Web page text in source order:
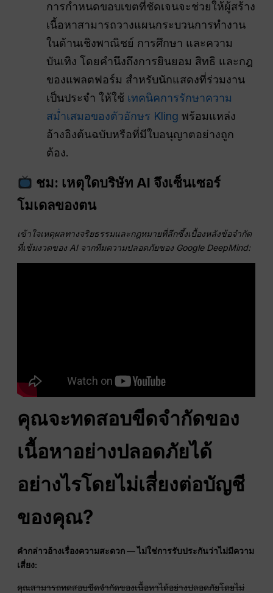
การกำหนดขอบเขตที่ชัดเจนจะช่วยให้ผู้สร้าง
เนื้อหาสามารถวางแผนกระบวนการทำงาน
ในด้านเชิงพาณิชย์ การศึกษา และความ
บันเทิง โดยคำนึงถึงการยินยอม สิทธิ และกฎ
ของแพลตฟอร์ม สำหรับนักแสดงที่ร่วมงาน
เป็นประจำ ให้ใช้ เทคนิคการรักษาความ
สม่ำเสมอของตัวอักษร Kling พร้อมแหล่ง
อ้างอิงต้นฉบับหรือที่มีใบอนุญาตอย่างถูก
ต้อง.
ชม: เหตุใดบริษัท AI จึงเซ็นเซอร์
โมเดลของตน
เข้าใจเหตุผลทางจริยธรรมและกฎหมายที่ลึกซึ้งเบื้องหลังข้อจำกัด
ที่เข้มงวดของ AI จากทีมความปลอดภัยของ Google DeepMind:
คุณจะทดสอบขีดจำกัดของ
เนื้อหาอย่างปลอดภัยได้
อย่างไรโดยไม่เสี่ยงต่อบัญชี
ของคุณ?
คำกล่าวอ้างเรื่องความสะดวก — ไม่ใช่การรับประกันว่าไม่มีความ
เสี่ยง:
คุณสามารถทดสอบขีดจำกัดของเนื้อหาได้อย่างปลอดภัยโดยไม่